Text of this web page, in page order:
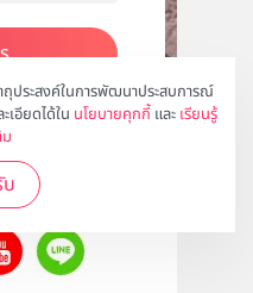
ประสงค์ในการพัฒนาประสบการณ์
เอียดได้ใน นโยบายคุกกี้ และ เรียนรู้
ได้ที่